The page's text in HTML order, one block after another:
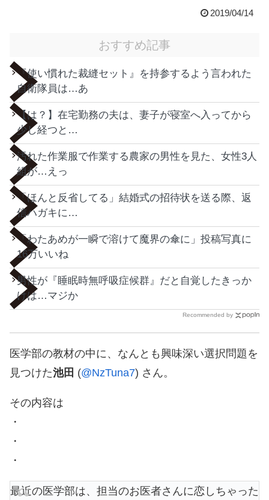
2019/04/14
おすすめ記事
『使い慣れた裁縫セット』を持参するよう言われた
自衛隊員は…あ
【は？】在宅勤務の夫は、妻子が寝室へ入ってから
少し経つと…
汚れた作業服で作業する農家の男性を見た、女性3人
組が…えっ
「ほんと反省してる」結婚式の招待状を送る際、返
信ハガキに…
「わたあめが一瞬で溶けて魔界の傘に」投稿写真に
16万いいね
男性が『睡眠時無呼吸症候群』だと自覚したきっか
けは…マジか
Recommended by
医学部の教材の中に、なんとも興味深い選択問題を
見つけた池田 (@NzTuna7) さん。
その内容は
・
・
・
最近の医学部は、担当のお医者さんに恋しちゃった